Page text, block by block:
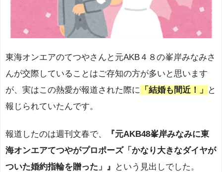
東海オンエアのてつやさんと元AKB４８の峯岸みなみさ
んが交際していることはご存知の方が多いと思います
が、実はこの熱愛が報道された際に 「結婚も間近！」
と
報じられていたんです。
報道したのは週刊文春で、
『元AKB48峯岸みなみに東
海オンエアてつやがプロポーズ「かなり大きなダイヤが
ついた婚約指輪を贈った」』
という見出しでした。